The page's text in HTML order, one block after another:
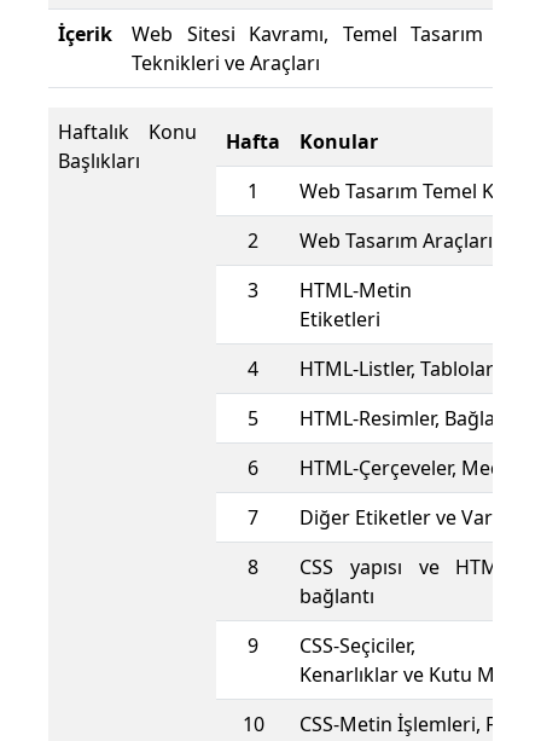
İçerik
Web Sitesi Kavramı, Temel Tasarım
Teknikleri ve Araçları
Haftalık Konu
Başlıkları
Hafta
Konular
1
Web Tasarım Temel
2
Web Tasarım Araçları ve
3
HTML-Metin
Etiketleri
4
HTML-Listler, Tablolar
5
HTML-Resimler,
6
HTML-Çerçeveler, Medya
7
Diğer Etiketler ve Varlıklar
8
CSS yapısı ve HTML
bağlantı
9
CSS-Seçiciler,
Kenarlıklar ve Kutu Modeli
10
CSS-Metin İşlemleri,